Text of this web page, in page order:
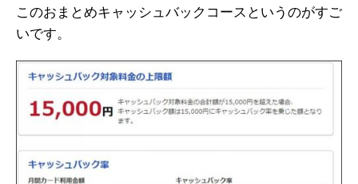
このおまとめキャッシュバックコースというのがすご
いです。